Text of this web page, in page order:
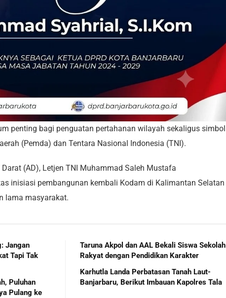
penting bagi penguatan pertahanan wilayah sekaligus simbol
(Pemda) dan Tentara Nasional Indonesia (TNI).
(AD), Letjen TNI Muhammad Saleh Mustafa
inisiasi pembangunan kembali Kodam di Kalimantan Selatan
lama masyarakat.
Jangan
Tapi Tak
Puluhan
Pulang ke
Taruna Akpol dan AAL Bekali Siswa Sekolah
Rakyat dengan Pendidikan Karakter
Karhutla Landa Perbatasan Tanah Laut-
Banjarbaru, Berikut Imbauan Kapolres Tala